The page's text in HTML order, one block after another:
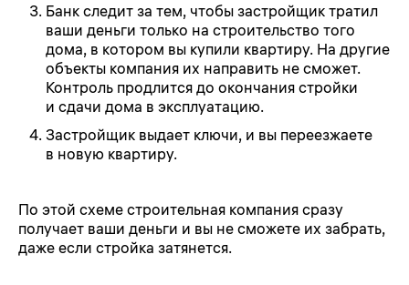
Банк следит за тем, чтобы застройщик тратил
ваши деньги только на строительство того
дома, в котором вы купили квартиру. На другие
объекты компания их направить не сможет.
Контроль продлится до окончания стройки
и сдачи дома в эксплуатацию.
Застройщик выдает ключи, и вы переезжаете
в новую квартиру.
По этой схеме строительная компания сразу
получает ваши деньги и вы не сможете их забрать,
даже если стройка затянется.